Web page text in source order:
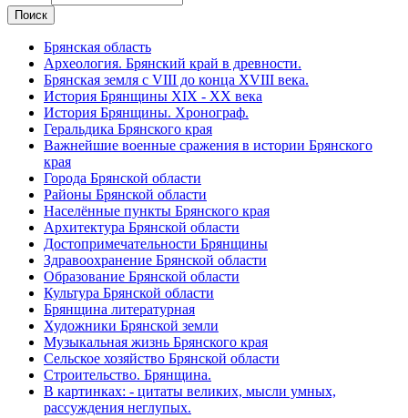
Брянская область
Археология. Брянский край в древности.
Брянская земля с VIII до конца XVIII века.
История Брянщины XIX - XX века
История Брянщины. Хронограф.
Геральдика Брянского края
Важнейшие военные сражения в истории Брянского
края
Города Брянской области
Районы Брянской области
Населённые пункты Брянского края
Архитектура Брянской области
Достопримечательности Брянщины
Здравоохранение Брянской области
Образование Брянской области
Культура Брянской области
Брянщина литературная
Художники Брянской земли
Музыкальная жизнь Брянского края
Сельское хозяйство Брянской области
Строительство. Брянщина.
В картинках: - цитаты великих, мысли умных,
рассуждения неглупых.